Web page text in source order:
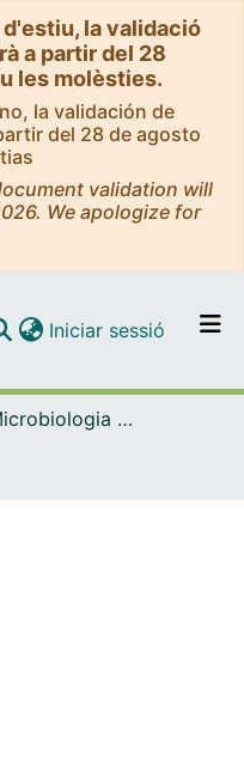
la validació
a partir del 28
les molèsties.
la validación de
del 28 de agosto
validation will
We apologize for
per tot el DD
Iniciar sessió (current)
Genètica, Microbiologia i Estadística